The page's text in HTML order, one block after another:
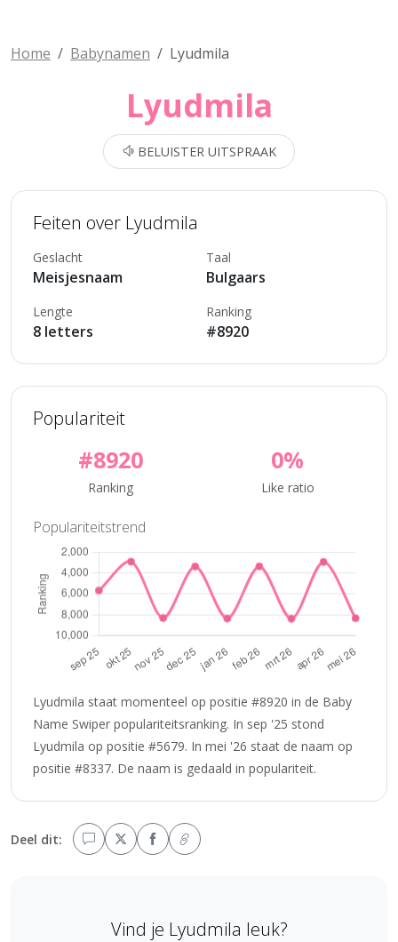
Home Babynamen Lyudmila
Lyudmila
BELUISTER UITSPRAAK
Feiten over Lyudmila
Geslacht
Meisjesnaam
Taal
Bulgaars
Lengte
8 letters
Ranking
#8920
Populariteit
#8920
Ranking
0%
Like ratio
Populariteitstrend
Lyudmila staat momenteel op positie #8920 in de Baby
Name Swiper populariteitsranking. In sep '25 stond
Lyudmila op positie #5679. In mei '26 staat de naam op
positie #8337. De naam is gedaald in populariteit.
Deel dit:
Vind je Lyudmila leuk?